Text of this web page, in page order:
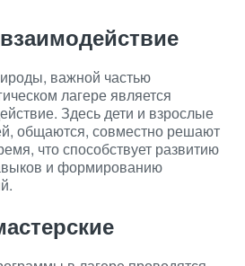
важной частью
лагере является
Здесь дети и взрослые
общаются, совместно решают
что способствует развитию
и формированию